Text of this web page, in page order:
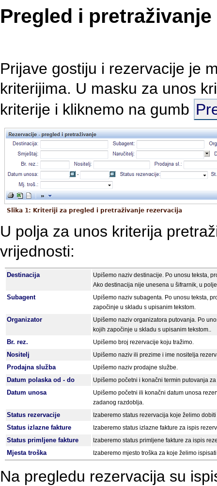
Pregled i
Prijave gostiju i rezervacije je
kriterijima. U masku za unos
kriterije i kliknemo na gumb
Slika 1: Kriteriji za pregled i pretraživanje rezervacija
U polja za unos kriterija
vrijednosti:
Destinacija
Upišemo naziv destinacije. Po unosu teksta,
Ako destinacija nije unesena u šifrarnik, u
Subagent
Upišemo naziv subagenta. Po unosu teksta,
započinje u skladu s upisanim tekstom.
Organizator
Upišemo naziv organizatora putovanja. Po
kojih započinje u skladu s upisanim tekstom..
Br. rez. Upišemo broj rezervacije koju tražimo.
Nositelj Upišemo naziv ili prezime i ime nositelja
Prodajna služba Upišemo naziv prodajne službe.
Datum polaska od - do Upišemo početni i konačni termin putovanja
Datum unosa
Upišemo početni ili konačni datum unosa
zadanog razdoblja.
Status rezervacije Izaberemo status rezervacija koje želimo
Status izlazne fakture Izaberemo status izlazne fakture za ispis
Status primljene fakture Izaberemo status primljene fakture za ispis
Mjesta troška Izaberemo mjesto troška za koje želimo
Na pregledu rezervacija su